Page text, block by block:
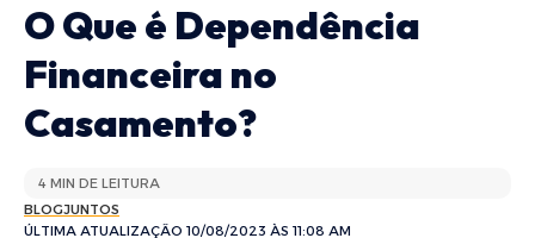
O Que é Dependência
Financeira no
Casamento?
ÚLTIMA ATUALIZAÇÃO 10/08/2023 ÀS 11:08 AM
BLOGJUNTOS
4 MIN DE LEITURA